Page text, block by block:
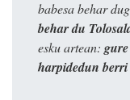
babesa behar
behar du
esku artean:
harpidedun berri